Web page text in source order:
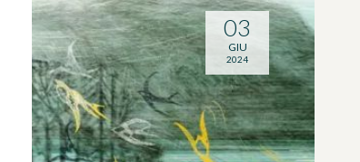
03
GIU
2024